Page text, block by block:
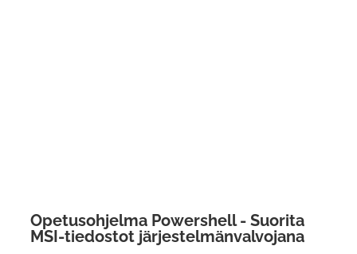
Opetusohjelma Powershell - Suorita
MSI-tiedostot järjestelmänvalvojana